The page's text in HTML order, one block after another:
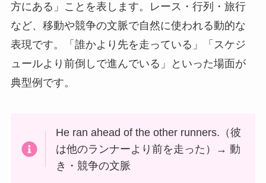
方にある」ことを表します。レース・行列・旅行
など、移動や競争の文脈で自然に使われる動的な
表現です。「誰かより先を走っている」「スケジ
ュールより前倒しで進んでいる」といった場面が
典型例です。
He ran ahead of the other runners.（彼
は他のランナーより前を走った）→ 動
き・競争の文脈